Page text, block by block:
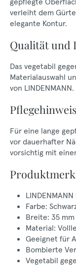
verleiht dem
elegante Kontur.
Qualität und
Das vegetabil
Materialauswahl
von LINDENMANN.
Pflegehinweis
Für eine lange
vor dauerhafter
vorsichtig mit
Farbe:
Breite: 35 mm
Material:
Geeignet für
Bombierte
Vegetabil